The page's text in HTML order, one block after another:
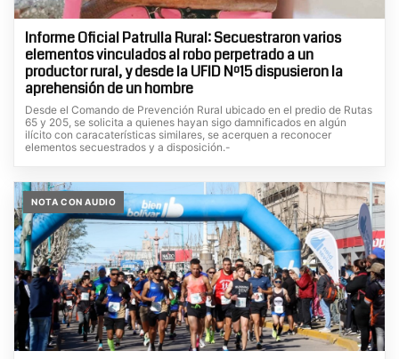
Informe Oficial Patrulla Rural: Secuestraron varios
elementos vinculados al robo perpetrado a un
productor rural, y desde la UFID Nº15 dispusieron la
aprehensión de un hombre
Desde el Comando de Prevención Rural ubicado en el predio de Rutas
65 y 205, se solicita a quienes hayan sigo damnificados en algún
ilícito con caracaterísticas similares, se acerquen a reconocer
elementos secuestrados y a disposición.-
NOTA CON AUDIO